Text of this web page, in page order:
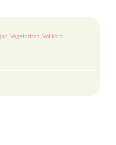
, Vegetarisch, Vollkorn